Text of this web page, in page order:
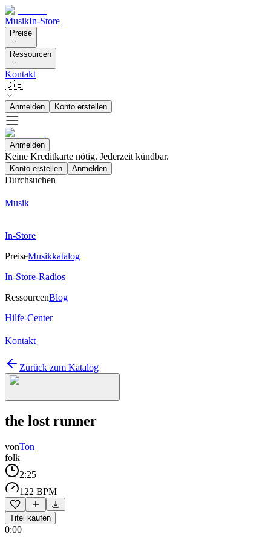
MusikIn-Store
Preise
Ressourcen
Kontakt
🇩🇪
Anmelden Konto erstellen
Anmelden
Keine Kreditkarte nötig. Jederzeit kündbar.
Konto erstellen Anmelden
Durchsuchen
Musik
In-Store
PreiseMusikkatalog
In-Store-Radios
RessourcenBlog
Hilfe-Center
Kontakt
Zurück zum Katalog
the lost runner
vonTon
folk
2:25
122 BPM
Titel kaufen
0:00